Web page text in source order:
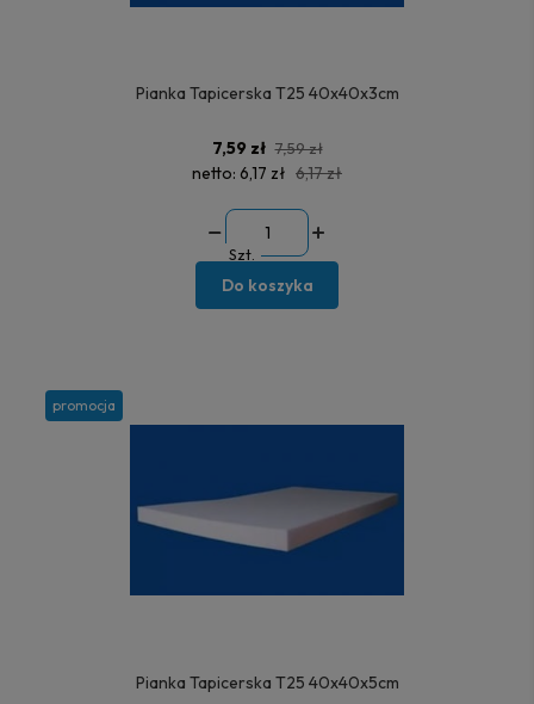
Pianka Tapicerska T25 40x40x3cm
7,59 zł 7,59 zł
netto: 6,17 zł 6,17 zł
Szt.
Do koszyka
Pianka Tapicerska T25 40x40x5cm
promocja